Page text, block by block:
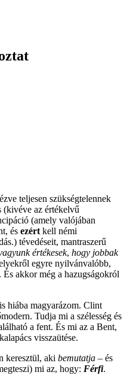
teljesen szükségtelennek
(kivéve az értékelvű
(amely valójában
és ezért kell némi
tévedéseit, mantraszerű
értékesek, hogy jobbak
egyre nyilvánvalóbb,
akkor még a hazugságokról
hiába magyarázom. Clint
Tudja mi a szélesség és
a fent. És mi az a Bent,
visszaütése.
keresztül, aki bemutatja – és
mi az, hogy: Férfi.